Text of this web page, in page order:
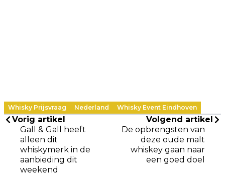
Whisky Prijsvraag Nederland Whisky Event Eindhoven
Vorig artikel
Gall & Gall heeft
alleen dit
whiskymerk in de
aanbieding dit
weekend
Volgend artikel
De opbrengsten van
deze oude malt
whiskey gaan naar
een goed doel